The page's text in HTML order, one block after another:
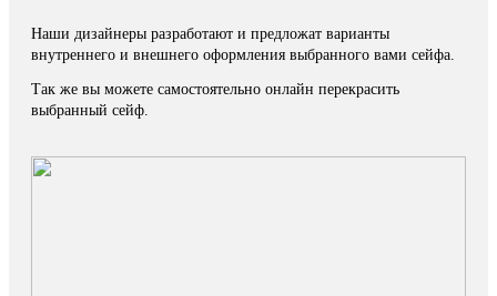
Наши дизайнеры разработают и предложат варианты
внутреннего и внешнего оформления выбранного вами сейфа.
Так же вы можете самостоятельно онлайн перекрасить
выбранный сейф.